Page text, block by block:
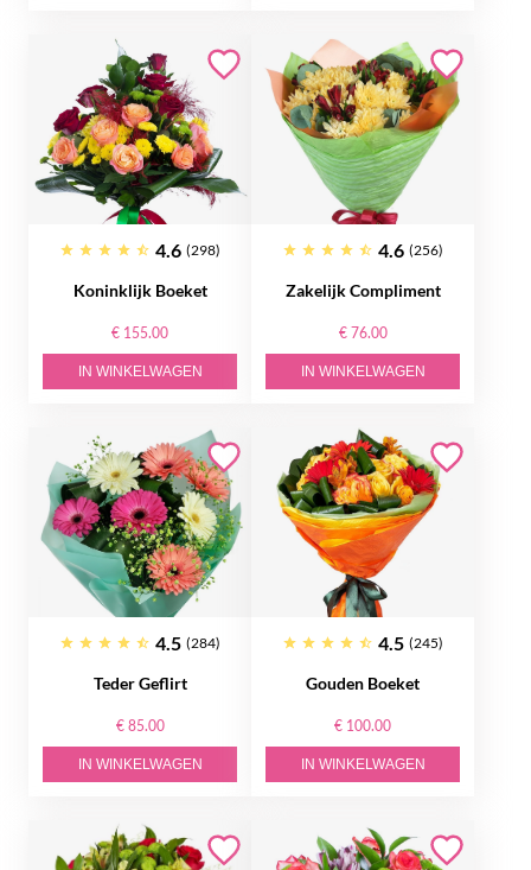
4.6 (298)
Koninklijk Boeket
€ 155.00
IN WINKELWAGEN
4.6 (256)
Zakelijk Compliment
€ 76.00
IN WINKELWAGEN
4.5 (284)
Teder Geflirt
€ 85.00
IN WINKELWAGEN
4.5 (245)
Gouden Boeket
€ 100.00
IN WINKELWAGEN